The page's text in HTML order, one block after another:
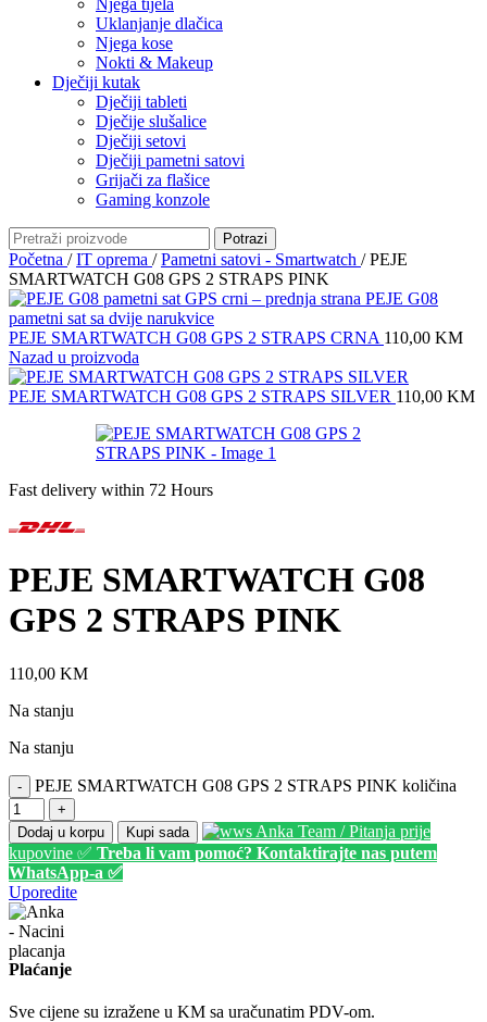
Njega tijela
Uklanjanje dlačica
Njega kose
Nokti & Makeup
Dječiji kutak
Dječiji tableti
Dječije slušalice
Dječiji setovi
Dječiji pametni satovi
Grijači za flašice
Gaming konzole
Potrazi
Početna / IT oprema / Pametni satovi - Smartwatch / PEJE
SMARTWATCH G08 GPS 2 STRAPS PINK
PEJE SMARTWATCH G08 GPS 2 STRAPS CRNA 110,00 KM
Nazad u proizvoda
PEJE SMARTWATCH G08 GPS 2 STRAPS SILVER 110,00 KM
Fast delivery within 72 Hours
PEJE SMARTWATCH G08
GPS 2 STRAPS PINK
110,00 KM
Na stanju
Na stanju
- PEJE SMARTWATCH G08 GPS 2 STRAPS PINK količina
+
Dodaj u korpu
Kupi sada
Anka Team / Pitanja prije
kupovine ✅ Treba li vam pomoć? Kontaktirajte nas putem
WhatsApp-a ✅
Uporedite
Plaćanje
Sve cijene su izražene u KM sa uračunatim PDV-om.